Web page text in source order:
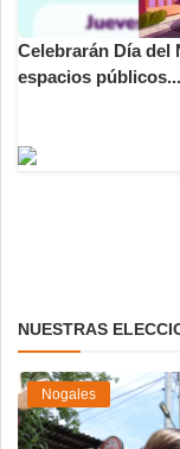
Celebrarán Día del
espacios públicos...
NUESTRAS
Nogales